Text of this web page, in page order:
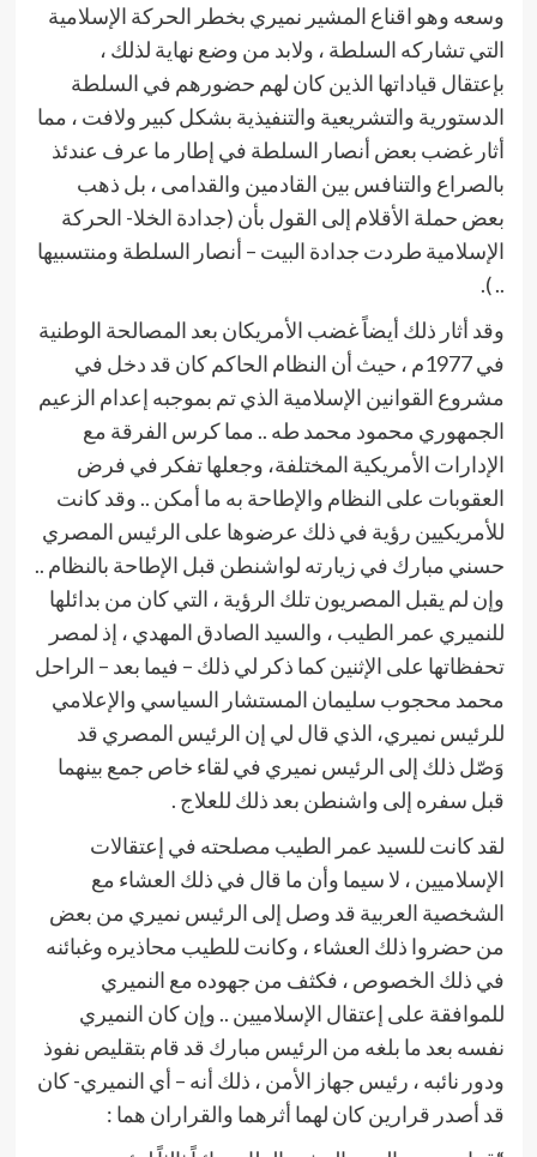
وسعه وهو اقناع المشير نميري بخطر الحركة الإسلامية
التي تشاركه السلطة ، ولابد من وضع نهاية لذلك ،
بإعتقال قياداتها الذين كان لهم حضورهم في السلطة
الدستورية والتشريعية والتنفيذية بشكل كبير ولافت ، مما
أثار غضب بعض أنصار السلطة في إطار ما عرف عندئذ
بالصراع والتنافس بين القادمين والقدامى ، بل ذهب
بعض حملة الأقلام إلى القول بأن (جدادة الخلا- الحركة
الإسلامية طردت جدادة البيت – أنصار السلطة ومنتسبيها
.. ).
وقد أثار ذلك أيضاً غضب الأمريكان بعد المصالحة الوطنية
في 1977م ، حيث أن النظام الحاكم كان قد دخل في
مشروع القوانين الإسلامية الذي تم بموجبه إعدام الزعيم
الجمهوري محمود محمد طه .. مما كرس الفرقة مع
الإدارات الأمريكية المختلفة، وجعلها تفكر في فرض
العقوبات على النظام والإطاحة به ما أمكن .. وقد كانت
للأمريكيين رؤية في ذلك عرضوها على الرئيس المصري
حسني مبارك في زيارته لواشنطن قبل الإطاحة بالنظام ..
وإن لم يقبل المصريون تلك الرؤية ، التي كان من بدائلها
للنميري عمر الطيب ، والسيد الصادق المهدي ، إذ لمصر
تحفظاتها على الإثنين كما ذكر لي ذلك – فيما بعد – الراحل
محمد محجوب سليمان المستشار السياسي والإعلامي
للرئيس نميري، الذي قال لي إن الرئيس المصري قد
وَصّل ذلك إلى الرئيس نميري في لقاء خاص جمع بينهما
قبل سفره إلى واشنطن بعد ذلك للعلاج .
لقد كانت للسيد عمر الطيب مصلحته في إعتقالات
الإسلاميين ، لا سيما وأن ما قال في ذلك العشاء مع
الشخصية العربية قد وصل إلى الرئيس نميري من بعض
من حضروا ذلك العشاء ، وكانت للطيب محاذيره وغبائنه
في ذلك الخصوص ، فكثف من جهوده مع النميري
للموافقة على إعتقال الإسلاميين .. وإن كان النميري
نفسه بعد ما بلغه من الرئيس مبارك قد قام بتقليص نفوذ
ودور نائبه ، رئيس جهاز الأمن ، ذلك أنه – أي النميري- كان
قد أصدر قرارين كان لهما أثرهما والقراران هما :